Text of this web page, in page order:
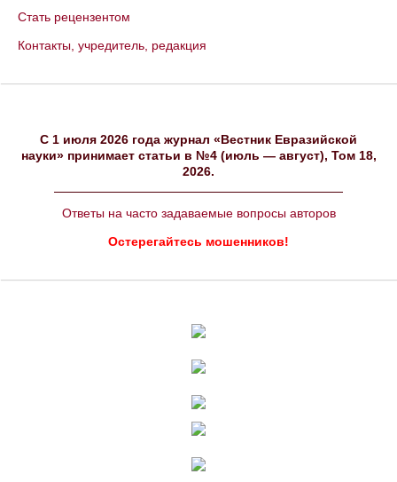
Стать рецензентом
Контакты, учредитель, редакция
C 1 июля 2026 года журнал «Вестник Евразийской
науки» принимает статьи в №4 (июль — август), Том 18,
2026.
Ответы на часто задаваемые вопросы авторов
Остерегайтесь мошенников!